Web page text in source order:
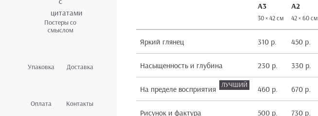
Постеры со
смыслом
Упаковка Доставка
Оплата Контакты
А3
30 × 42 см
А2
42 × 60 см
Яркий глянец 310 р. 450 р.
Насыщенность и глубина 230 р. 330 р.
На пределе восприятия 460 р. 670 р.
Рисунок и фактура 500 р. 730 р.